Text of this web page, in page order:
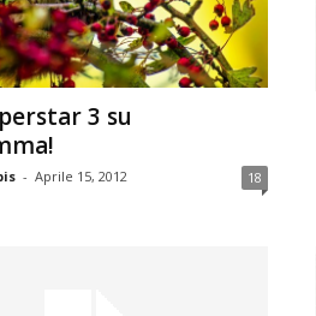
3 su
- Aprile 15, 2012 18